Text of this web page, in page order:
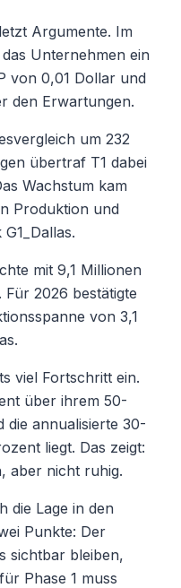
Argumente. Im
Unternehmen ein
von 0,01 Dollar und
den Erwartungen.
um 232
übertraf T1 dabei
Wachstum kam
Produktion und
mit 9,1 Millionen
2026 bestätigte
von 3,1
viel Fortschritt ein.
über ihrem 50-
die annualisierte 30-
liegt. Das zeigt:
aber nicht ruhig.
die Lage in den
Punkte: Der
sichtbar bleiben,
Phase 1 muss